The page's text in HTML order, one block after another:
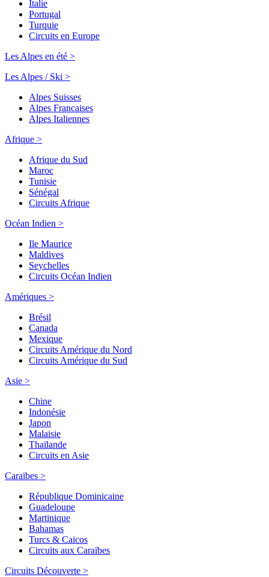
Italie
Portugal
Turquie
Circuits en Europe
Les Alpes en été >
Les Alpes / Ski >
Alpes Suisses
Alpes Francaises
Alpes Italiennes
Afrique >
Afrique du Sud
Maroc
Tunisie
Sénégal
Circuits Afrique
Océan Indien >
Ile Maurice
Maldives
Seychelles
Circuits Océan Indien
Amériques >
Brésil
Canada
Mexique
Circuits Amérique du Nord
Circuits Amérique du Sud
Asie >
Chine
Indonésie
Japon
Malaisie
Thaïlande
Circuits en Asie
Caraïbes >
République Dominicaine
Guadeloupe
Martinique
Bahamas
Turcs & Caicos
Circuits aux Caraïbes
Circuits Découverte >